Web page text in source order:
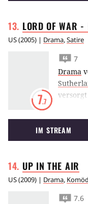
LORD OF WAR
US(2005) | Drama,Satire
7.7
7
Drama
versorgt
will ihm
legen.
IM STREAM
UP IN THE AIR
US(2009) | Drama,
7.6